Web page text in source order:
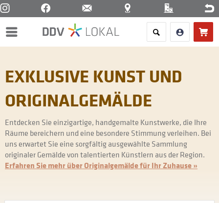
Menü
EXKLUSIVE KUNST UND
ORIGINALGEMÄLDE
Entdecken Sie einzigartige, handgemalte Kunstwerke, die Ihre
Räume bereichern und eine besondere Stimmung verleihen. Bei
uns erwartet Sie eine sorgfältig ausgewählte Sammlung
originaler Gemälde von talentierten Künstlern aus der Region.
Erfahren Sie mehr über Originalgemälde für Ihr Zuhause »